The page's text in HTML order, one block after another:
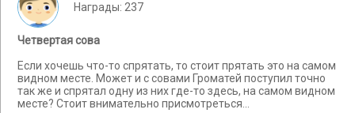
Награды: 237
Четвертая сова
Если хочешь что-то спрятать, то стоит прятать это на самом
видном месте. Может и с совами Громатей поступил точно
так же и спрятал одну из них где-то здесь, на самом видном
месте? Стоит внимательно присмотреться...